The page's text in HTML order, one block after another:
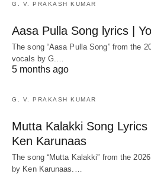
G. V. PRAKASH KUMAR
Aasa Pulla Song lyrics |
The song “Aasa Pulla Song” from the
vocals by G.…
5 months ago
G. V. PRAKASH KUMAR
Mutta Kalakki Song Lyrics
Ken Karunaas
The song “Mutta Kalakki” from the
by Ken Karunaas.…